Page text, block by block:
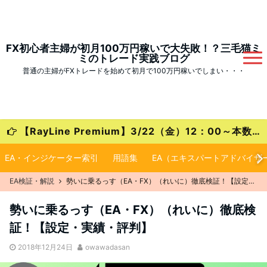
FX初心者主婦が初月100万円稼いで大失敗！？三毛猫ミ
ミのトレード実践ブログ
普通の主婦がFXトレードを始めて初月で100万円稼いでしまい・・・
【RayLine Premium】3/22（金）12：00～本数限定の大特価キャンペーンが始まります！
EA・インジケーター索引 用語集 EA（エキスパートアドバイザ
EA検証・解説 勢いに乗るっす（EA・FX）（れいに）徹底検証！【設定・実績・評判】
勢いに乗るっす（EA・FX）（れいに）徹底検
証！【設定・実績・評判】
2018年12月24日 owawadasan